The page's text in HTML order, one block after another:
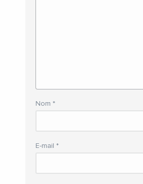
Nom *
E-mail *